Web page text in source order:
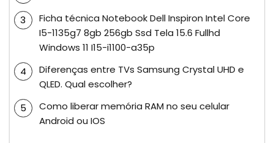
Ficha técnica Notebook Dell Inspiron Intel Core
I5-1135g7 8gb 256gb Ssd Tela 15.6 Fullhd
Windows 11 I15-i1100-a35p
Diferenças entre TVs Samsung Crystal UHD e
QLED. Qual escolher?
Como liberar memória RAM no seu celular
Android ou IOS